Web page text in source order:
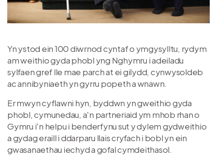
Yn ystod ein 100 diwrnod cyntaf o ymgysylltu, rydym
am weithio gyda phobl yng Nghymru i adeiladu
sylfaen gref lle mae parch at ei gilydd, cynwysoldeb
ac annibyniaeth yn gyrru popeth a wnawn.
Er mwyn cyflawni hyn, byddwn yn gweithio gyda
phobl, cymunedau, a'n partneriaid ym mhob rhan o
Gymru i'n helpu i benderfynu sut y dylem gydweithio
a gydag eraill i ddarparu llais cryfach i bobl yn ein
gwasanaethau iechyd a gofal cymdeithasol.